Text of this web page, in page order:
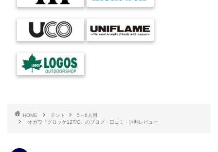
HOME テント
5～6人用
オガワ『グロッケ12T/C』のブログ・口コミ・評判レビュー